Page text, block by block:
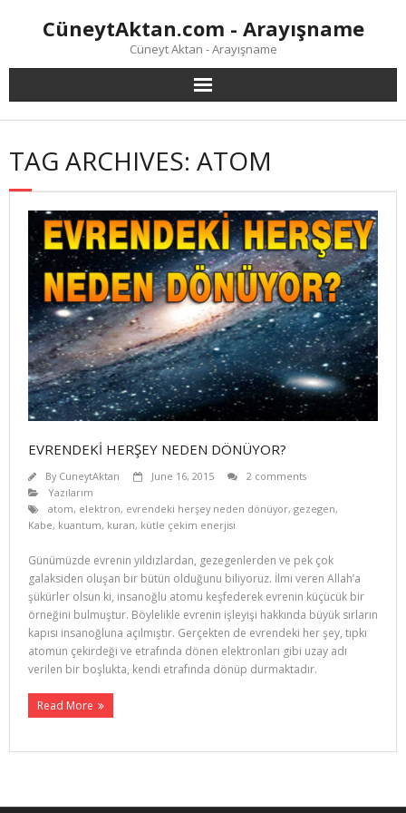
CüneytAktan.com - Arayışname
Cüneyt Aktan - Arayışname
TAG ARCHIVES: ATOM
EVRENDEKİ HERŞEY NEDEN DÖNÜYOR?
By CuneytAktan June 16, 2015
2 comments
Yazılarım
atom, elektron, evrendeki herşey neden dönüyor, gezegen,
Kabe, kuantum, kuran, kütle çekim enerjisi
Günümüzde evrenin yıldızlardan, gezegenlerden ve pek çok
galaksiden oluşan bir bütün olduğunu biliyoruz. İlmi veren Allah’a
şükürler olsun ki, insanoğlu atomu keşfederek evrenin küçücük bir
örneğini bulmuştur. Böylelikle evrenin işleyişi hakkında büyük sırların
kapısı insanoğluna açılmıştır. Gerçekten de evrendeki her şey, tıpkı
atomun çekirdeği ve etrafında dönen elektronları gibi uzay adı
verilen bir boş­lukta, kendi etrafında dönüp durmaktadır.
Read More